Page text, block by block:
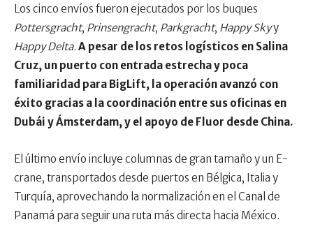
Los cinco envíos fueron ejecutados por los buques
Pottersgracht, Prinsengracht, Parkgracht, Happy Skyy
Happy Delta. A pesar de los retos logísticos en Salina
Cruz, un puerto con entrada estrecha y poca
familiaridad para BigLift, la operación avanzó con
éxito gracias a la coordinación entre sus oficinas en
Dubái y Ámsterdam, y el apoyo de Fluor desde China.
El último envío incluye columnas de gran tamaño y un E-
crane, transportados desde puertos en Bélgica, Italia y
Turquía, aprovechando la normalización en el Canal de
Panamá para seguir una ruta más directa hacia México.